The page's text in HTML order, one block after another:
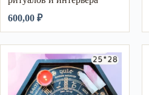
600,00 ₽